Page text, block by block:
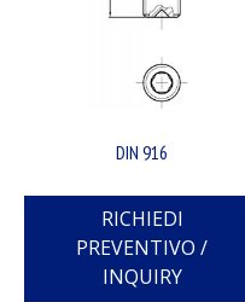
DIN 916
RICHIEDI
PREVENTIVO /
INQUIRY